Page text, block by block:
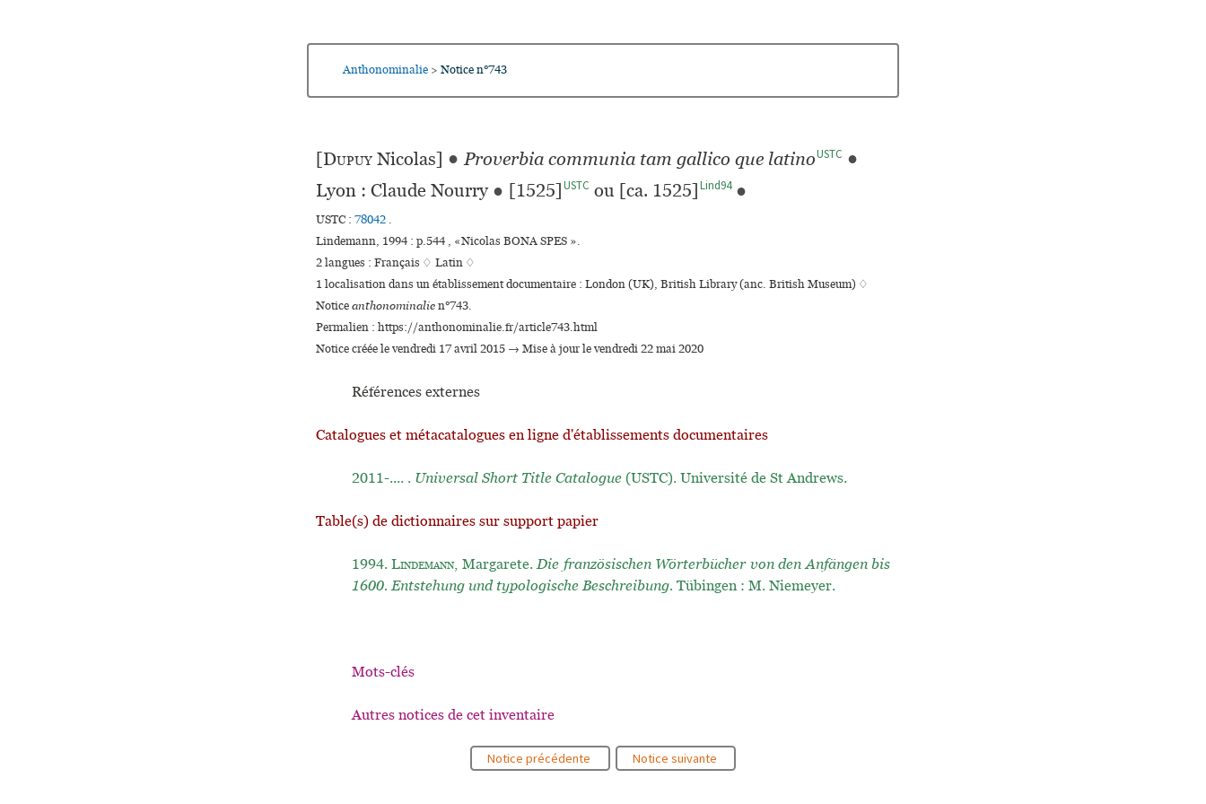
Anthonominalie > Notice n°743
[Dupuy Nicolas] ● Proverbia communia tam gallico que latinoUSTC ●
Lyon : Claude Nourry ● [1525] USTC ou [ca. 1525] Lind94 ●
USTC : 78042 .
Lindemann, 1994 : p.544 , «Nicolas BONA SPES ».
2 langues : Français ♢ Latin ♢
1 localisation dans un établissement documentaire : London (UK), British Library (anc. British Museum) ♢
Noticeanthonominalien°743.
Permalien : https://anthonominalie.fr/article743.html
Notice créée le vendredi 17 avril 2015 → Mise à jour le vendredi 22 mai 2020
Références externes
Catalogues et métacatalogues en ligne d'établissements documentaires
2011-.... . Universal Short Title Catalogue (USTC). Université de St Andrews.
Table(s) de dictionnaires sur support papier
1994.Lindemann, Margarete.Die französischen Wörterbücher von den Anfängen bis
1600. Entstehung und typologische Beschreibung. Tübingen : M. Niemeyer.
Mots-clés
Autres notices de cet inventaire
Notice précédente Notice suivante